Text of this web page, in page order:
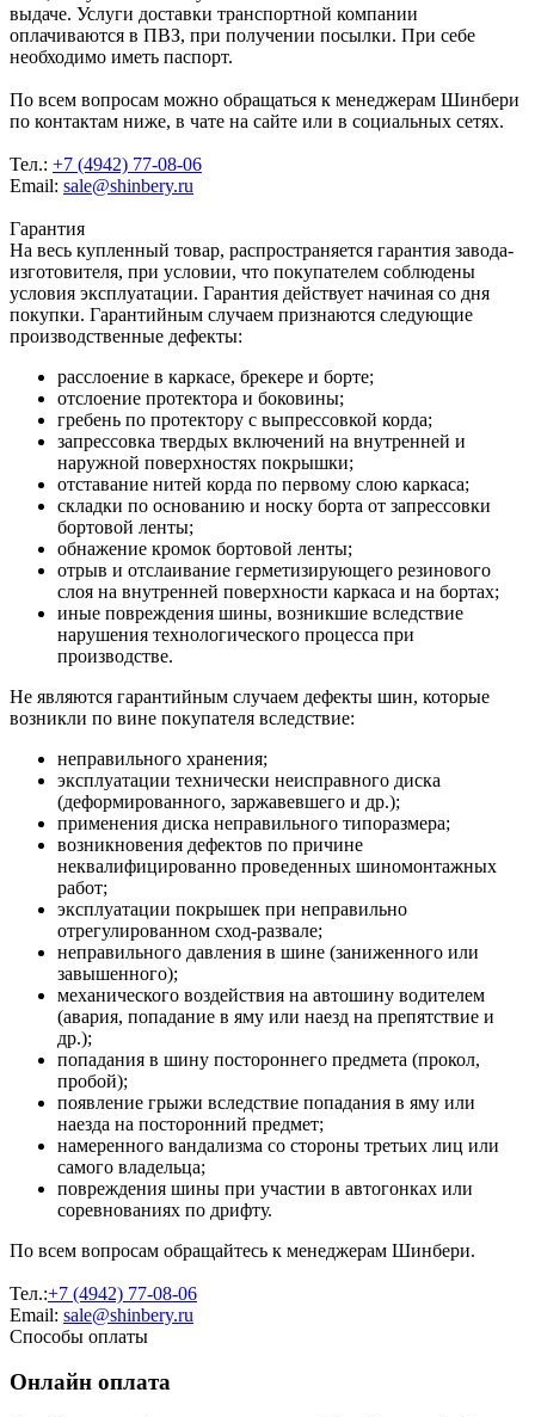
выдаче. Услуги доставки транспортной компании
оплачиваются в ПВЗ, при получении посылки. При себе
необходимо иметь паспорт.
По всем вопросам можно обращаться к менеджерам Шинбери
по контактам ниже, в чате на сайте или в социальных сетях.
Тел.: +7 (4942) 77-08-06
Email: sale@shinbery.ru
Гарантия
На весь купленный товар, распространяется гарантия завода-
изготовителя, при условии, что покупателем соблюдены
условия эксплуатации. Гарантия действует начиная со дня
покупки. Гарантийным случаем признаются следующие
производственные дефекты:
расслоение в каркасе, брекере и борте;
отслоение протектора и боковины;
гребень по протектору с выпрессовкой корда;
запрессовка твердых включений на внутренней и
наружной поверхностях покрышки;
отставание нитей корда по первому слою каркаса;
складки по основанию и носку борта от запрессовки
бортовой ленты;
обнажение кромок бортовой ленты;
отрыв и отслаивание герметизирующего резинового
слоя на внутренней поверхности каркаса и на бортах;
иные повреждения шины, возникшие вследствие
нарушения технологического процесса при
производстве.
Не являются гарантийным случаем дефекты шин, которые
возникли по вине покупателя вследствие:
неправильного хранения;
эксплуатации технически неисправного диска
(деформированного, заржавевшего и др.);
применения диска неправильного типоразмера;
возникновения дефектов по причине
неквалифицированно проведенных шиномонтажных
работ;
эксплуатации покрышек при неправильно
отрегулированном сход-развале;
неправильного давления в шине (заниженного или
завышенного);
механического воздействия на автошину водителем
(авария, попадание в яму или наезд на препятствие и
др.);
попадания в шину постороннего предмета (прокол,
пробой);
появление грыжи вследствие попадания в яму или
наезда на посторонний предмет;
намеренного вандализма со стороны третьих лиц или
самого владельца;
повреждения шины при участии в автогонках или
соревнованиях по дрифту.
По всем вопросам обращайтесь к менеджерам Шинбери.
Тел.:+7 (4942) 77-08-06
Email: sale@shinbery.ru
Способы оплаты
Онлайн оплата